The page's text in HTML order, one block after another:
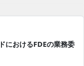
におけるFDEの業務委